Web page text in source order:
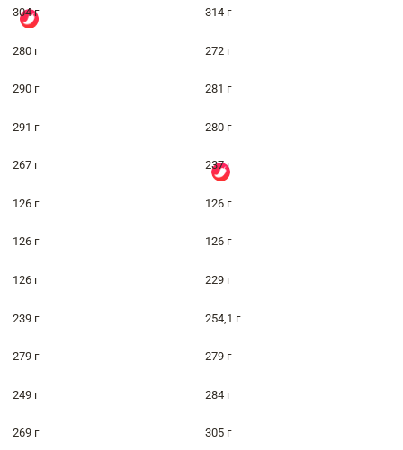
304 г 314 г
280 г 272 г
290 г 281 г
291 г 280 г
267 г 237 г
126 г 126 г
126 г 126 г
126 г 229 г
239 г 254,1 г
279 г 279 г
249 г 284 г
269 г 305 г